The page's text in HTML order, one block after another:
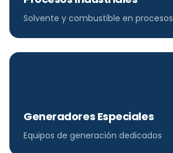
Solvente y combustible en procesos
Generadores Especiales
Equipos de generación dedicados